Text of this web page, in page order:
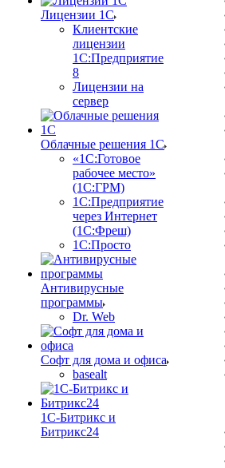
Лицензии 1С
Клиентские
лицензии
1С:Предприятие
8
Лицензии на
сервер
Облачные решения 1С
«1C:Готовое
рабочее место»
(1С:ГРМ)
1С:Предприятие
через Интернет
(1С:Фреш)
1С:Просто
Антивирусные
программы
Dr. Web
Софт для дома и офиса
basealt
1С-Битрикс и
Битрикс24